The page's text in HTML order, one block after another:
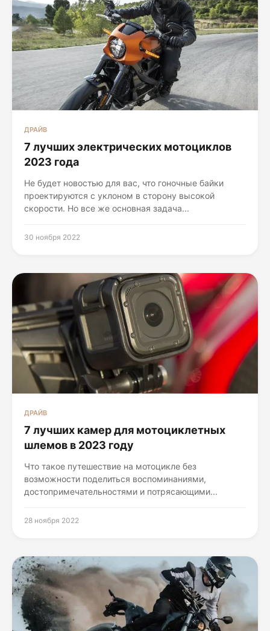
ДРАЙВ
7 лучших электрических мотоциклов
2023 года
Не будет новостью для вас, что гоночные байки
проектируются с уклоном в сторону высокой
скорости. Но все же основная задача...
30 ноября 2022
ДРАЙВ
7 лучших камер для мотоциклетных
шлемов в 2023 году
Что такое путешествие на мотоцикле без
возможности поделиться воспоминаниями,
достопримечательностями и потрясающими...
28 ноября 2022